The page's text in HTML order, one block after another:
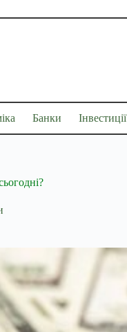
Банки Інвестиції